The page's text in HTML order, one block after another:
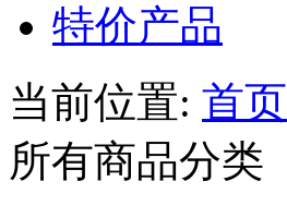
特价产品
当前位置: 首页
所有商品分类